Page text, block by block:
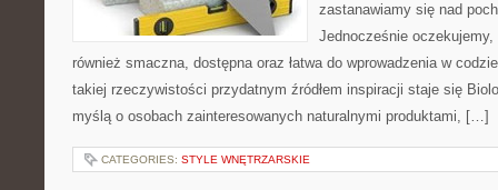
zastanawiamy się nad
Jednocześnie
również smaczna, dostępna oraz łatwa do wprowadzenia w
takiej rzeczywistości przydatnym źródłem inspiracji staje się
myślą o osobach zainteresowanych naturalnymi produktami, […]
CATEGORIES: STYLE WNĘTRZARSKIE